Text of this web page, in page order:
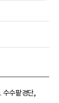
수수팥경단,